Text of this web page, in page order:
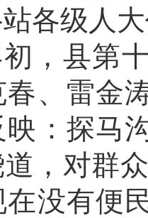
各级人
初，县第
、雷金
：探马
，对群
没有便